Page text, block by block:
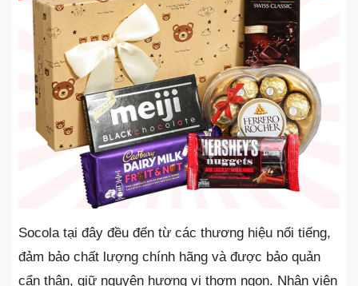
Socola tại đây đều đến từ các thương hiệu nổi tiếng,
đảm bảo chất lượng chính hãng và được bảo quản
cẩn thận, giữ nguyên hương vị thơm ngon. Nhân viên